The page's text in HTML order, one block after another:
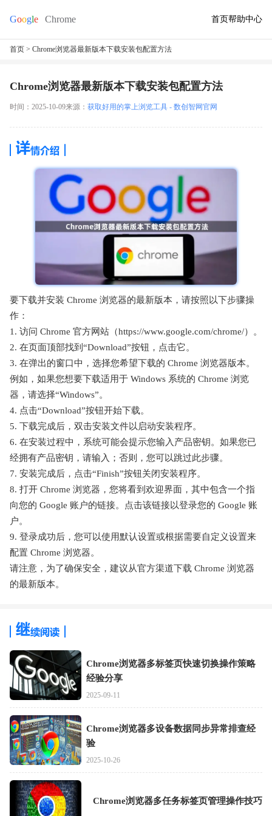
首页帮助中心
首页 > Chrome浏览器最新版本下载安装包配置方法
Chrome浏览器最新版本下载安装包配置方法
时间：2025-10-09来源： 获取好用的掌上浏览工具 - 数创智网官网
要下载并安装 Chrome 浏览器的最新版本，请按照以下步骤操
作：
1. 访问 Chrome 官方网站（https://www.google.com/chrome/）。
2. 在页面顶部找到“Download”按钮，点击它。
3. 在弹出的窗口中，选择您希望下载的 Chrome 浏览器版本。
例如，如果您想要下载适用于 Windows 系统的 Chrome 浏览
器，请选择“Windows”。
4. 点击“Download”按钮开始下载。
5. 下载完成后，双击安装文件以启动安装程序。
6. 在安装过程中，系统可能会提示您输入产品密钥。如果您已
经拥有产品密钥，请输入；否则，您可以跳过此步骤。
7. 安装完成后，点击“Finish”按钮关闭安装程序。
8. 打开 Chrome 浏览器，您将看到欢迎界面，其中包含一个指
向您的 Google 账户的链接。点击该链接以登录您的 Google 账
户。
9. 登录成功后，您可以使用默认设置或根据需要自定义设置来
配置 Chrome 浏览器。
请注意，为了确保安全，建议从官方渠道下载 Chrome 浏览器
的最新版本。
Chrome浏览器多标签页快速切换操作策略
经验分享
2025-09-11
Chrome浏览器多设备数据同步异常排查经
验
2025-10-26
Chrome浏览器多任务标签页管理操作技巧